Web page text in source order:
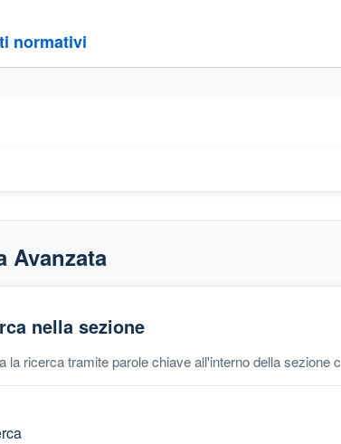
normativi
Avanzata
nella sezione
la ricerca tramite parole chiave all'interno della sezione